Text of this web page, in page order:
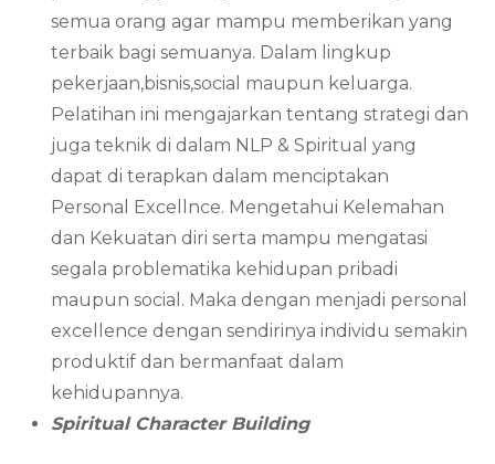
semua orang agar mampu memberikan yang
terbaik bagi semuanya. Dalam lingkup
pekerjaan,bisnis,social maupun keluarga.
Pelatihan ini mengajarkan tentang strategi dan
juga teknik di dalam NLP & Spiritual yang
dapat di terapkan dalam menciptakan
Personal Excellnce. Mengetahui Kelemahan
dan Kekuatan diri serta mampu mengatasi
segala problematika kehidupan pribadi
maupun social. Maka dengan menjadi personal
excellence dengan sendirinya individu semakin
produktif dan bermanfaat dalam
kehidupannya.
Spiritual Character Building